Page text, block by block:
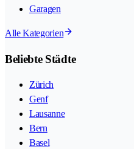
Garagen
Alle Kategorien
Beliebte Städte
Zürich
Genf
Lausanne
Bern
Basel